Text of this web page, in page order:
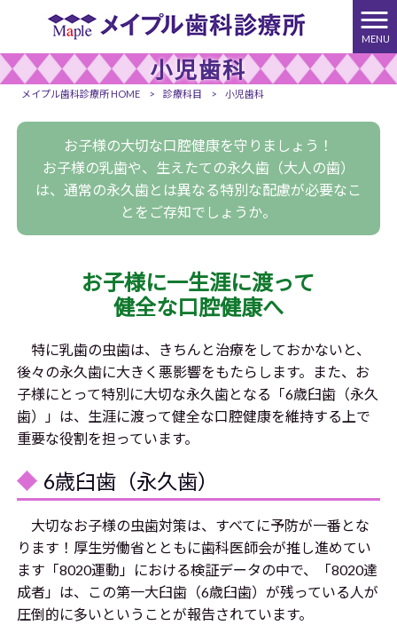
MENU
小児歯科
メイプル歯科診療所 HOME > 診療科目 > 小児歯科
お子様の大切な口腔健康を守りましょう！
お子様の乳歯や、生えたての永久歯（大人の歯）
は、通常の永久歯とは異なる特別な配慮が必要なこ
とをご存知でしょうか。
お子様に一生涯に渡って
健全な口腔健康へ
特に乳歯の虫歯は、きちんと治療をしておかないと、
後々の永久歯に大きく悪影響をもたらします。また、お
子様にとって特別に大切な永久歯となる「6歳臼歯（永久
歯）」は、生涯に渡って健全な口腔健康を維持する上で
重要な役割を担っています。
6歳臼歯（永久歯）
大切なお子様の虫歯対策は、すべてに予防が一番とな
ります！厚生労働省とともに歯科医師会が推し進めてい
ます「8020運動」における検証データの中で、「8020達
成者」は、この第一大臼歯（6歳臼歯）が残っている人が
圧倒的に多いということが報告されています。